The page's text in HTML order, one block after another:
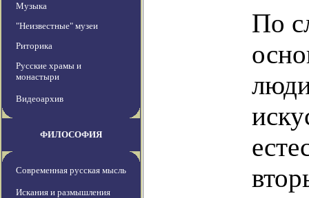
Музыка
"Неизвестные" музеи
Риторика
Русские храмы и
монастыри
Видеоархив
ФИЛОСОФИЯ
Современная русская мысль
Искания и размышления
По